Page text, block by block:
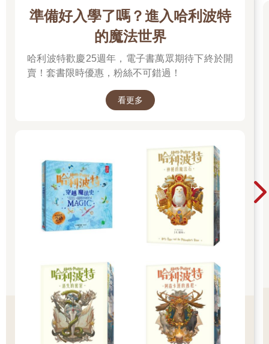
現在轉身走掉，是不是會顯得比較有尊嚴？」從她這邊看出去，
他在夜色小巷裡面目模糊，但當她抬眼和他對上，他又立刻偏過
頭去。並不會的，所謂的尊嚴只是這套系統順利運作引發的幻
覺，正因為這套系統有效而且自然，才會讓人覺得參與其中是有
尊嚴可言。
今晚咖啡館的網路狀態不好，需要預習的模板資料一直無法下
動腳步，朝咖啡館大門走過來。手機顫動，螢幕跳出新通知：
「租用者定位抵達共享點，預備初始化流程。」她讓自己坐得筆
稍微把椅子轉向門口，她看起來更容易辨認。
簡直就跟降落大型客機一樣，即使配備最先進的自動著陸
（Autoland）系統，最終還是要依靠熟練的機師操作才行，這是
她在那個累人的航空展學到的。
從機場回到家時已經是凌晨兩點，樓道的感應燈比規定的節電時
間多亮了三分鐘，走廊盡頭的空氣仍保留消毒液的氣味。
陽台的燈亮著，鞋櫃少了那雙鮮明的波爾多紅高跟鞋，把行李箱
blanket」，一年前同居時她帶來的，現在連帶消失了。
「我搬出去，先找個旅館住兩星期，再回去搬東西。」莉傳了訊
耶誕假期前兩周，我與行銷部的女同事在歐洲某個英文難以拼寫
的小城市出差，這裡正在招商舊城區更新的聯合建案，我們協助
合作建商提供行銷企劃。那天上午的會議提前結束，我們沿著街
準備好入學了嗎？進入哈利波特
的魔法世界
哈利波特歡慶25週年，電子書萬眾期待下終於開
賣！套書限時優惠，粉絲不可錯過！
看更多